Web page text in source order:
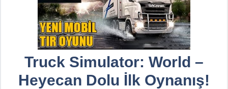
Truck Simulator: World –
Heyecan Dolu İlk Oynanış!